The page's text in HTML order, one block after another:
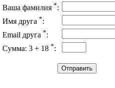
Ваша фамилия *:
Имя друга *:
Email друга *:
Сумма: 3 + 18 *: